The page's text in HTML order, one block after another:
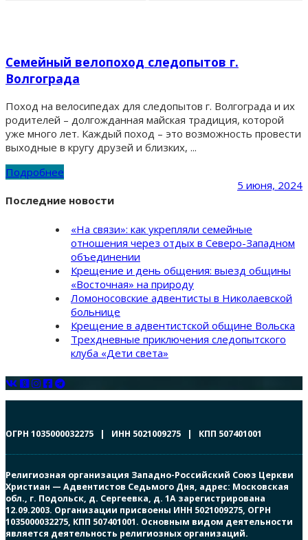
Семейный велопоход следопытов г.
Волгограда
Поход на велосипедах для следопытов г. Волгограда и их
родителей – долгожданная майская традиция, которой
уже много лет. Каждый поход – это возможность провести
выходные в кругу друзей и близких, ...
Подробнее
5 июня, 2024
Последние новости
«На связи»: как укрепляли семейные
отношения через отдых в Северо-Западном
объединении
Крещение и день общения: выезд общины
«Восточная» на природу
Ломоносовские адвентисты в Николаевской
больнице
Крещение в адвентистской общине Вольска
Трехдневные приключения следопытского
клуба «Дети света»
ОГРН 1035000032275 | ИНН 5021009275 | КПП 507401001
Религиозная организация Западно-Российский Союз Церкви
Христиан — Адвентистов Седьмого Дня, адрес: Московская
обл., г. Подольск, д. Сергеевка, д. 1А зарегистрирована
12.09.2003. Организации присвоены ИНН 5021009275, ОГРН
1035000032275, КПП 507401001. Основным видом деятельности
является деятельность религиозных организаций.